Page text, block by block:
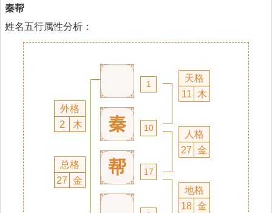
秦帮
姓名五行属性分析：
外格
2
木
总格
27 金
秦
帮
1
10
17
天格
11
木
人格
27 金
地格
18 金